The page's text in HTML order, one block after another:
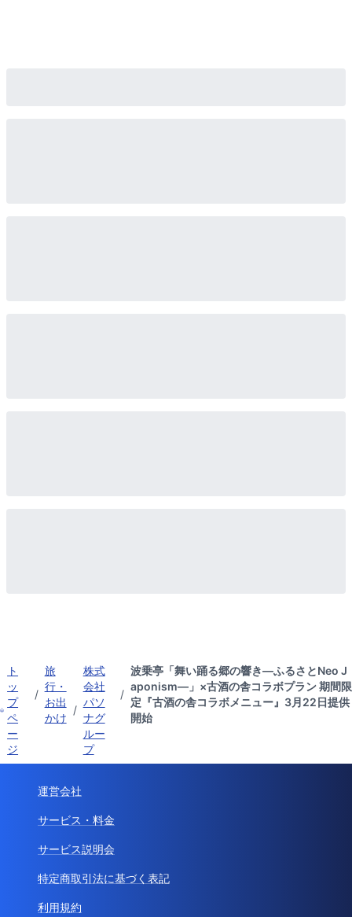
ト
ッ
プ
ペ
ー
ジ
/
旅
行・
お出
かけ
/
株式
会社
パソ
ナグ
ルー
プ
/
波乗亭「舞い踊る郷の響き―ふるさとNeo J
aponism―」×古酒の舎コラボプラン 期間限
定『古酒の舎コラボメニュー』3月22日提供
開始
運営会社
サービス・料金
サービス説明会
特定商取引法に基づく表記
利用規約